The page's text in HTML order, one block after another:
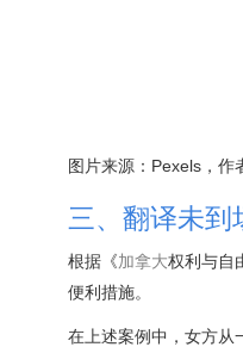
图片来源：Pexels，作
三、翻译未到
根据《加拿大权利与自
便利措施。
在上述案例中，女方从